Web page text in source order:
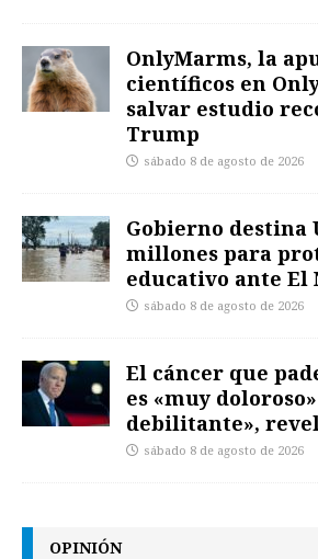
OnlyMarms, la
científicos en
salvar estudio
Trump
sábado 8 de agosto de 2026
Gobierno destina
millones para
educativo ante El
sábado 8 de agosto de 2026
El cáncer que
es «muy
debilitante»,
sábado 8 de agosto de 2026
OPINIÓN